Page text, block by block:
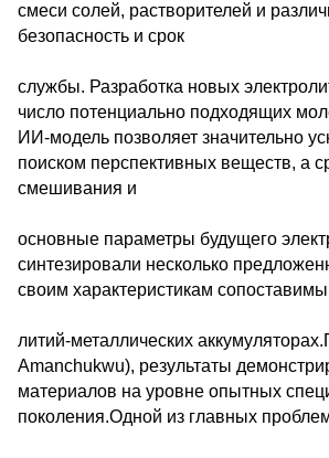
смеси солей, растворителей и
безопасность и срок
службы. Разработка новых
число потенциально подходящих
ИИ-модель позволяет значительно
поиском перспективных веществ, а
смешивания и
основные параметры будущего
синтезировали несколько
своим характеристикам
литий-металлических
Amanchukwu), результаты
материалов на уровне опытных
поколения.Одной из главных